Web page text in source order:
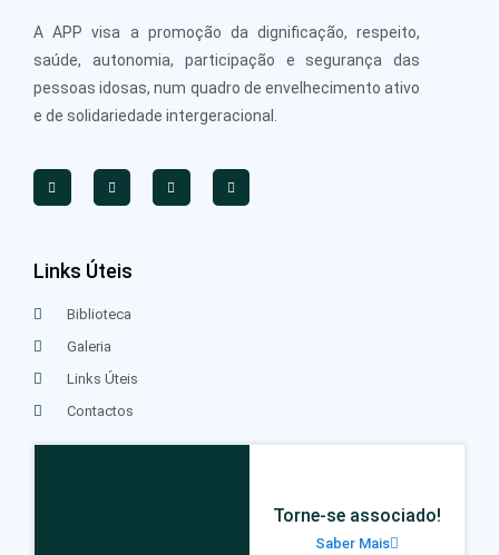
A APP visa a promoção da dignificação, respeito,
saúde, autonomia, participação e segurança das
pessoas idosas, num quadro de envelhecimento ativo
e de solidariedade intergeracional.
Links Úteis
Biblioteca
Galeria
Links Úteis
Contactos
Torne-se associado!
Saber Mais